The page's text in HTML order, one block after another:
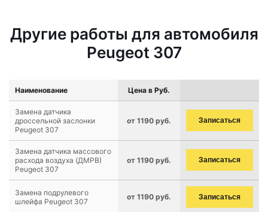
Другие работы для автомобиля
Peugeot 307
Наименование Цена в Руб.
Замена датчика
дроссельной заслонки
Peugeot 307
от 1190 руб. Записаться
Замена датчика массового
расхода воздуха (ДМРВ)
Peugeot 307
от 1190 руб. Записаться
Замена подрулевого
шлейфа Peugeot 307
от 1190 руб. Записаться